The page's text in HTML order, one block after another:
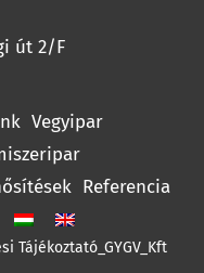
út 2/F
Vegyipar
Referencia
Tájékoztató_GYGV_Kft